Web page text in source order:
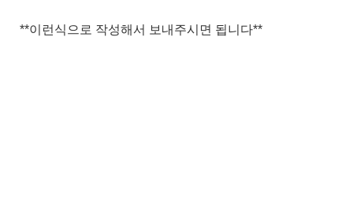
**이런식으로 작성해서 보내주시면 됩니다**